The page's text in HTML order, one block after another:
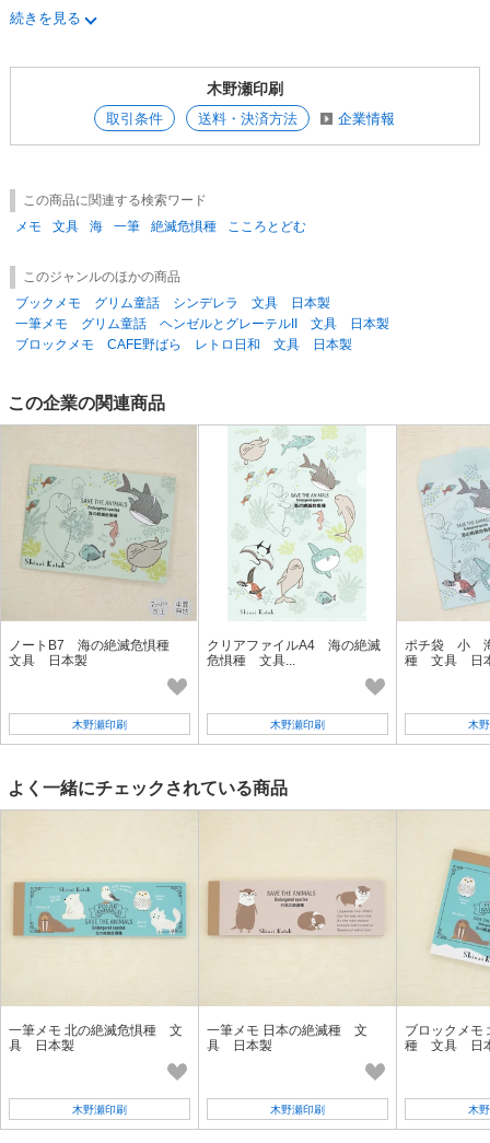
合は事前にご連絡ください。
■サイト内の文章や画像等はお買い上げのバイヤー様のみご使用いただけ
■お買い上げ前の無断転載及び複製・無断使用画像等の行為はご遠慮くだ
■商品写真は、可能な限り実物に近い色に調整しておりますが、モニター
■在庫に関して
■在庫管理には細心の注意を払っておりますが、他の販売先と在庫を共有
している為、ご注文いただいたタイミングによっては売り違いが生じる場
承ください。また、在庫数量以上のご注文も用意出来る場合がありますの
で、お気軽にお問合せ下さい
続きを見る
木野瀬印刷
取引条件 送料・決済方法 企業情報
この商品に関連する検索ワード
メモ
文具 海 一筆 絶滅危惧種 こころとどむ
このジャンルのほかの商品
ブックメモ グリム童話 シンデレラ 文具 日本製
一筆メモ グリム童話 ヘンゼルとグレーテルII 文具 日本製
ブロックメモ CAFE野ばら レトロ日和 文具 日本製
この企業の関連商品
ノートB7 海の絶滅危惧種
文具 日本製
木野瀬印刷
クリアファイルA4 海の絶滅
危惧種 文具...
木野瀬印刷
ポチ袋 小
種 文具 日
木
よく一緒にチェックされている商品
一筆メモ 北の絶滅危惧種 文
具 日本製
木野瀬印刷
一筆メモ 日本の絶滅種 文
具 日本製
木野瀬印刷
ブロックメモ
種 文具 日
木